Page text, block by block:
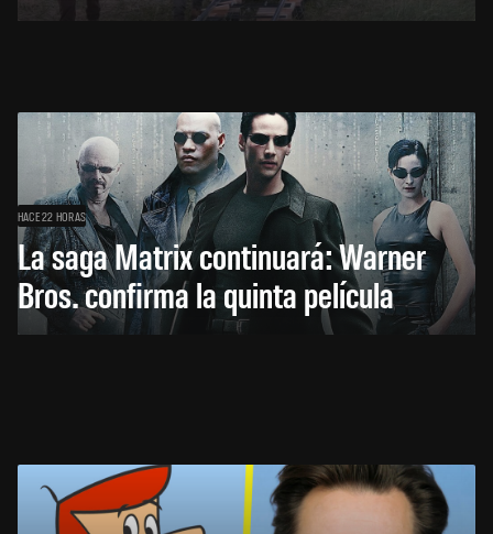
HACE 22 HORAS
La saga Matrix continuará: Warner
Bros. confirma la quinta película